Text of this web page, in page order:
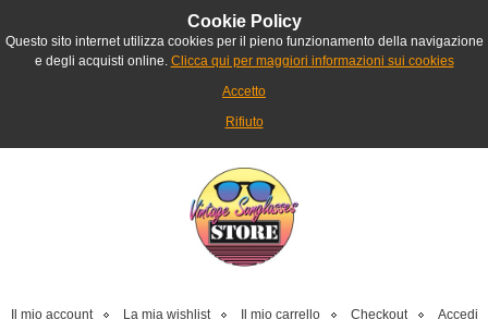
Cookie Policy
Questo sito internet utilizza cookies per il pieno funzionamento della navigazione
e degli acquisti online. Clicca qui per maggiori informazioni sui cookies
Accetto
Rifiuto
Il mio account La mia wishlist Il mio carrello Checkout Accedi